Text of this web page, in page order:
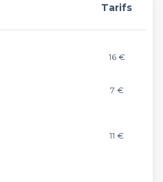
Tarifs
16 €
7 €
11 €